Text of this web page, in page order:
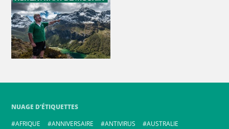
NUAGE D’ÉTIQUETTES
AFRIQUE
ANNIVERSAIRE ANTIVIRUS
AUSTRALIE